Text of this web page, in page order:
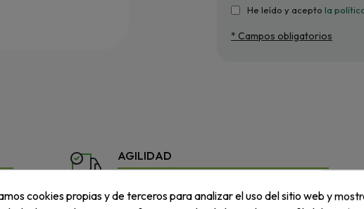
He leído y acepto la
* Campos obligatorios
AGILIDAD
respuesta a las necesidades y urgencias de
cookies propias y de terceros para analizar el uso del sitio web y